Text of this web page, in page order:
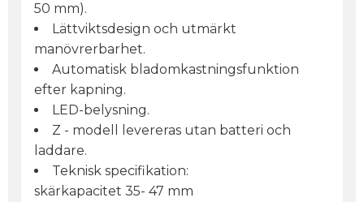
50 mm).
Lättviktsdesign och utmärkt
manövrerbarhet.
Automatisk bladomkastningsfunktion
efter kapning.
LED-belysning.
Z - modell levereras utan batteri och
laddare.
Teknisk specifikation:
skärkapacitet 35- 47 mm